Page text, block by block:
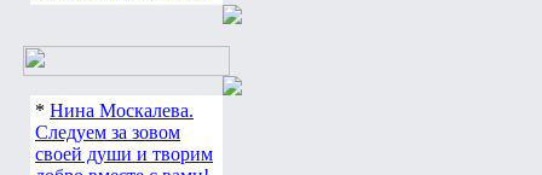
* Нина Москалева.
Следуем за зовом
своей души и творим